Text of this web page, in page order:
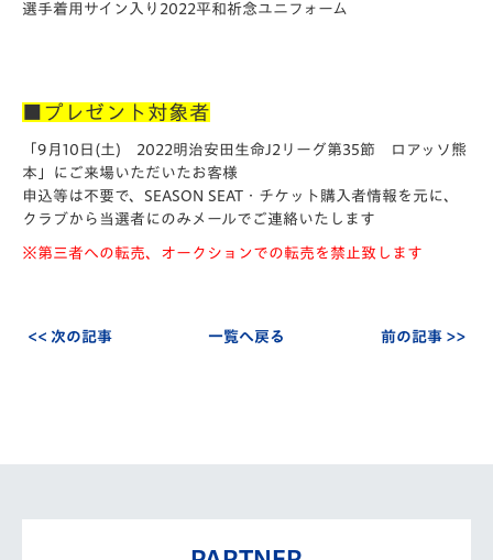
選手着用サイン入り2022平和祈念ユニフォーム
■プレゼント対象者
「9月10日(土) 2022明治安田生命J2リーグ第35節 ロアッソ熊
本」にご来場いただいたお客様
申込等は不要で、SEASON SEAT・チケット購入者情報を元に、
クラブから当選者にのみメールでご連絡いたします
※第三者への転売、オークションでの転売を禁止致します
<< 次の記事 一覧へ戻る 前の記事 >>